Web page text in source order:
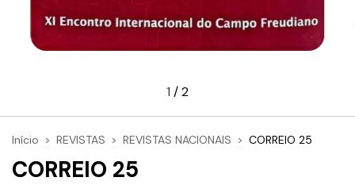
1 /2
Início > REVISTAS > REVISTAS NACIONAIS > CORREIO 25
CORREIO 25